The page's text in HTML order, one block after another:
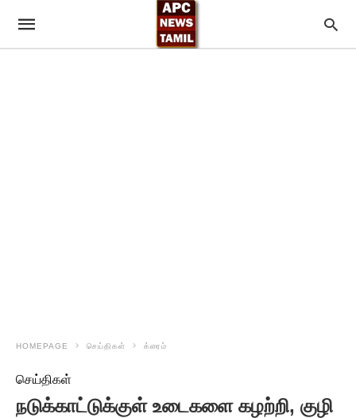
HOMEPAGE செய்திகள் க்ரைம்
செய்திகள்
நடுக்காட்டுக்குள் உடைகளை கழற்றி, குழி